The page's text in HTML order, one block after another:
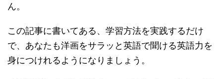
ん。
この記事に書いてある、学習方法を実践するだけ
で、あなたも洋画をサラッと英語で聞ける英語力を
身につけれるようになりましょう。